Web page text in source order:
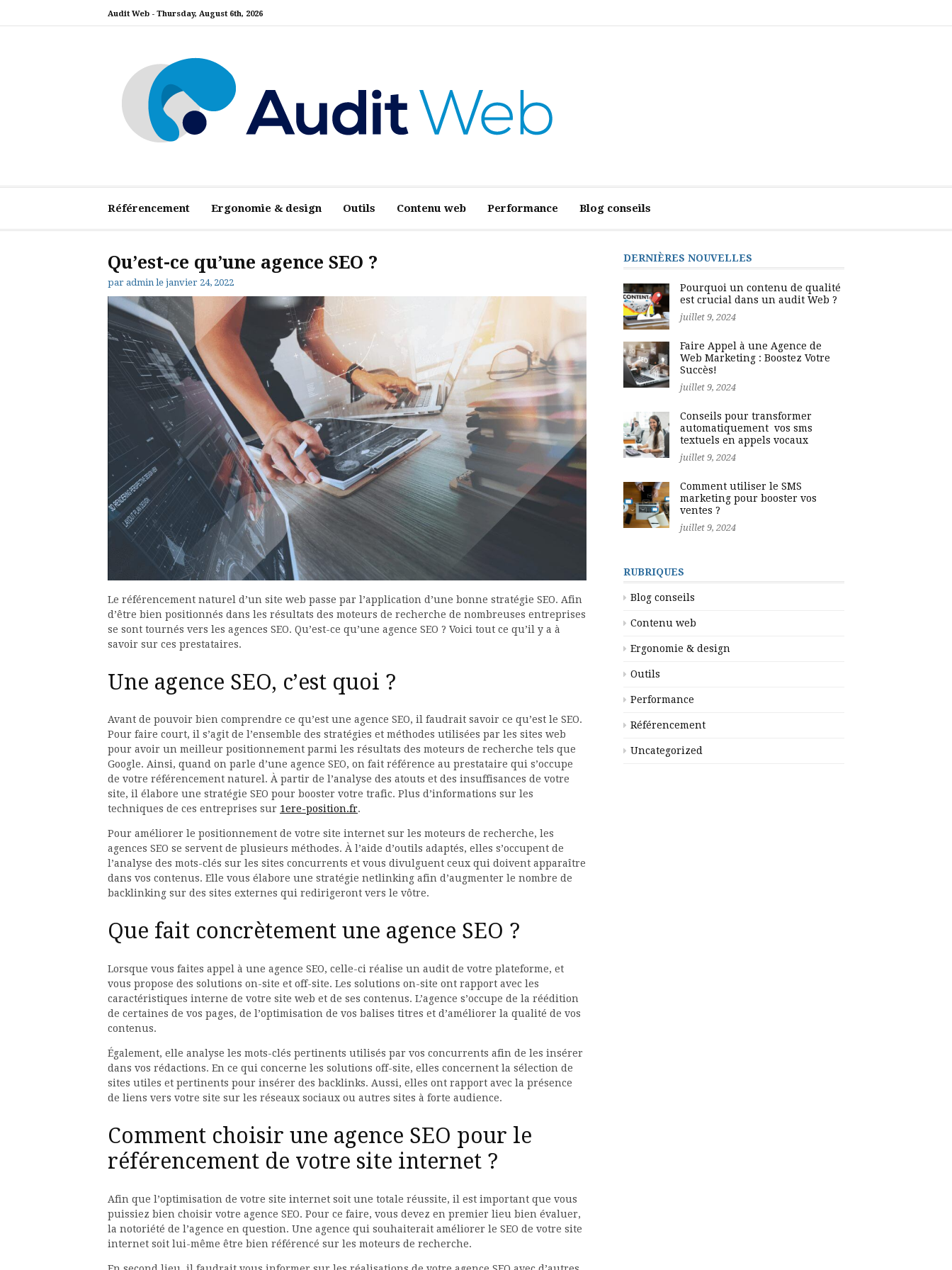
Audit Web - Thursday, August 6th, 2026
mettez
les
légales
Référencement Ergonomie & design Outils Contenu web Performance Blog conseils
Qu’est-ce qu’une agence SEO ?
par admin le janvier 24, 2022
Le référencement naturel d’un site web passe par l’application d’une bonne stratégie SEO. Afin
d’être bien positionnés dans les résultats des moteurs de recherche de nombreuses entreprises
se sont tournés vers les agences SEO. Qu’est-ce qu’une agence SEO ? Voici tout ce qu’il y a à
savoir sur ces prestataires.
Une agence SEO, c’est quoi ?
Avant de pouvoir bien comprendre ce qu’est une agence SEO, il faudrait savoir ce qu’est le SEO.
Pour faire court, il s’agit de l’ensemble des stratégies et méthodes utilisées par les sites web
pour avoir un meilleur positionnement parmi les résultats des moteurs de recherche tels que
Google. Ainsi, quand on parle d’une agence SEO, on fait référence au prestataire qui s’occupe
de votre référencement naturel. À partir de l’analyse des atouts et des insuffisances de votre
site, il élabore une stratégie SEO pour booster votre trafic. Plus d’informations sur les
techniques de ces entreprises sur 1ere-position.fr.
Pour améliorer le positionnement de votre site internet sur les moteurs de recherche, les
agences SEO se servent de plusieurs méthodes. À l’aide d’outils adaptés, elles s’occupent de
l’analyse des mots-clés sur les sites concurrents et vous divulguent ceux qui doivent apparaître
dans vos contenus. Elle vous élabore une stratégie netlinking afin d’augmenter le nombre de
backlinking sur des sites externes qui redirigeront vers le vôtre.
Que fait concrètement une agence SEO ?
Lorsque vous faites appel à une agence SEO, celle-ci réalise un audit de votre plateforme, et
vous propose des solutions on-site et off-site. Les solutions on-site ont rapport avec les
caractéristiques interne de votre site web et de ses contenus. L’agence s’occupe de la réédition
de certaines de vos pages, de l’optimisation de vos balises titres et d’améliorer la qualité de vos
contenus.
Également, elle analyse les mots-clés pertinents utilisés par vos concurrents afin de les insérer
dans vos rédactions. En ce qui concerne les solutions off-site, elles concernent la sélection de
sites utiles et pertinents pour insérer des backlinks. Aussi, elles ont rapport avec la présence
de liens vers votre site sur les réseaux sociaux ou autres sites à forte audience.
Comment choisir une agence SEO pour le
référencement de votre site internet ?
Afin que l’optimisation de votre site internet soit une totale réussite, il est important que vous
puissiez bien choisir votre agence SEO. Pour ce faire, vous devez en premier lieu bien évaluer,
la notoriété de l’agence en question. Une agence qui souhaiterait améliorer le SEO de votre site
internet soit lui-même être bien référencé sur les moteurs de recherche.
DERNIÈRES NOUVELLES
Pourquoi un contenu de qualité
est crucial dans un audit Web ?
juillet 9, 2024
Faire Appel à une Agence de
Web Marketing : Boostez Votre
Succès!
juillet 9, 2024
Conseils pour transformer
automatiquement vos sms
textuels en appels vocaux
juillet 9, 2024
Comment utiliser le SMS
marketing pour booster vos
ventes ?
juillet 9, 2024
RUBRIQUES
Blog conseils
Contenu web
Ergonomie & design
Outils
Performance
Référencement
Uncategorized